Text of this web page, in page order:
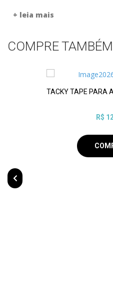
+ leia mais
COMPRE TAMBÉM
PARA ALTA TEMPERATURA